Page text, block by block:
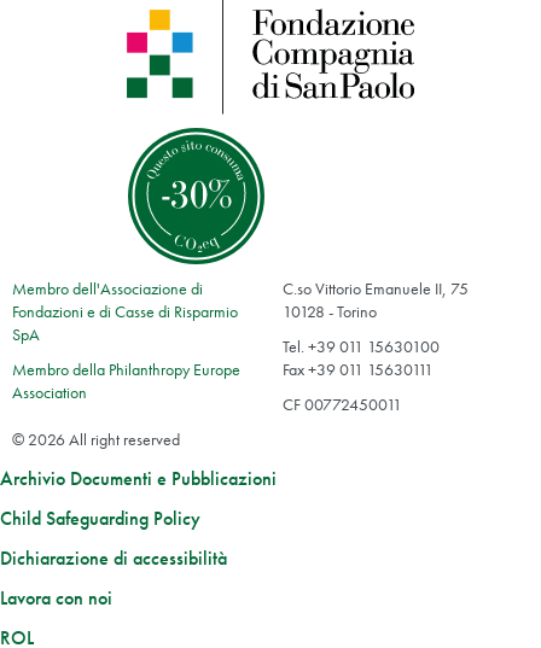
Membro dell'Associazione di
Fondazioni e di Casse di Risparmio
SpA
Membro della Philanthropy Europe
Association
C.so Vittorio Emanuele II, 75
10128 - Torino
Tel. +39 011 15630100
Fax +39 011 15630111
CF 00772450011
© 2026 All right reserved
Archivio Documenti e Pubblicazioni
Child Safeguarding Policy
Dichiarazione di accessibilità
Lavora con noi
ROL